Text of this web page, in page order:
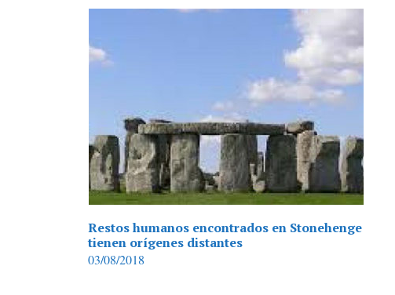
Restos humanos encontrados en Stonehenge
tienen orígenes distantes
03/08/2018